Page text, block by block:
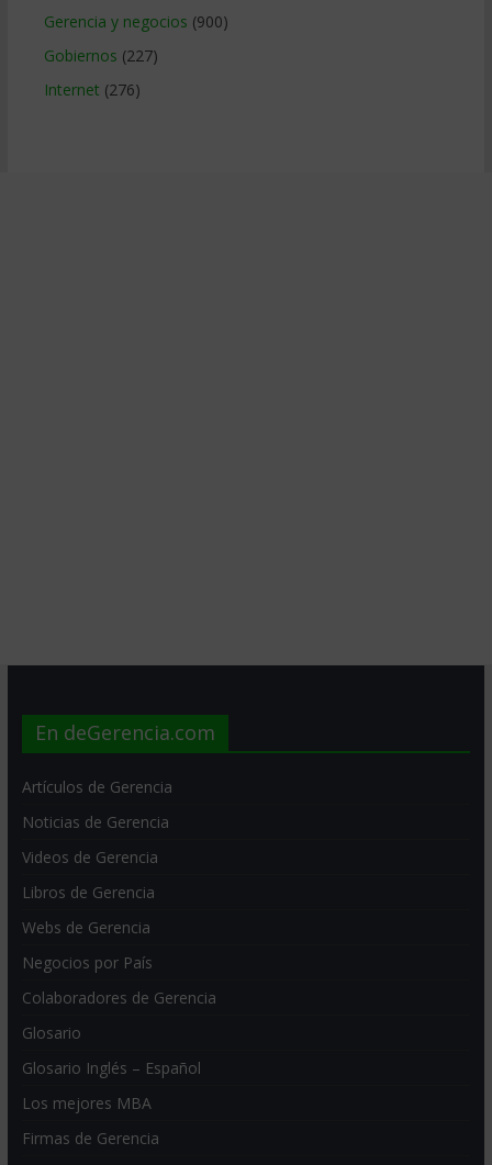
Gerencia y negocios (900)
Gobiernos (227)
Internet (276)
En deGerencia.com
Artículos de Gerencia
Noticias de Gerencia
Videos de Gerencia
Libros de Gerencia
Webs de Gerencia
Negocios por País
Colaboradores de Gerencia
Glosario
Glosario Inglés – Español
Los mejores MBA
Firmas de Gerencia